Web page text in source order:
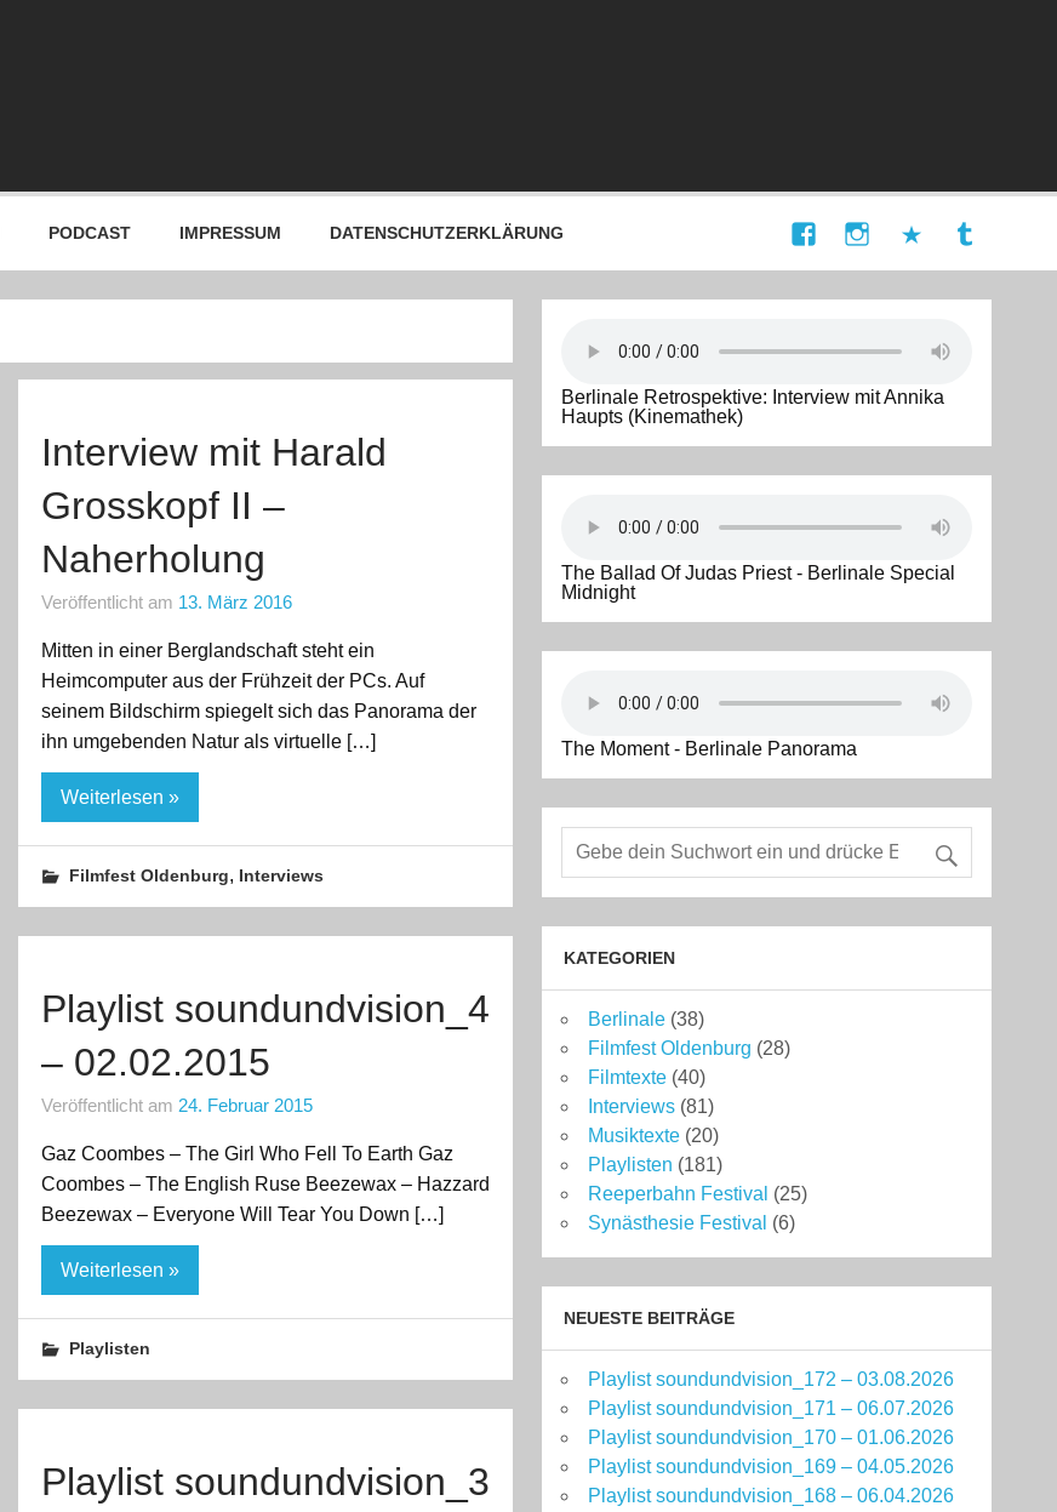
PODCAST IMPRESSUM DATENSCHUTZERKLÄRUNG
Interview mit Harald
Grosskopf II –
Naherholung
Veröffentlicht am 13. März 2016
Mitten in einer Berglandschaft steht ein
Heimcomputer aus der Frühzeit der PCs. Auf
seinem Bildschirm spiegelt sich das Panorama der
ihn umgebenden Natur als virtuelle […]
Weiterlesen »
Filmfest Oldenburg, Interviews
Playlist soundundvision_4
– 02.02.2015
Veröffentlicht am 24. Februar 2015
Gaz Coombes – The Girl Who Fell To Earth Gaz
Coombes – The English Ruse Beezewax – Hazzard
Beezewax – Everyone Will Tear You Down […]
Weiterlesen »
Playlisten
Playlist soundundvision_3
Berlinale Retrospektive: Interview mit Annika
Haupts (Kinemathek)
The Ballad Of Judas Priest - Berlinale Special
Midnight
The Moment - Berlinale Panorama
KATEGORIEN
Berlinale (38)
Filmfest Oldenburg (28)
Filmtexte (40)
Interviews (81)
Musiktexte (20)
Playlisten (181)
Reeperbahn Festival (25)
Synästhesie Festival (6)
NEUESTE BEITRÄGE
Playlist soundundvision_172 – 03.08.2026
Playlist soundundvision_171 – 06.07.2026
Playlist soundundvision_170 – 01.06.2026
Playlist soundundvision_169 – 04.05.2026
Playlist soundundvision_168 – 06.04.2026